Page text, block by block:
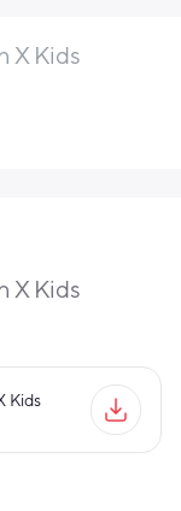
X Kids
X Kids
Kids